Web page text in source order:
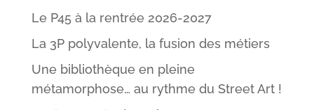
Le P45 à la rentrée 2026-2027
La 3P polyvalente, la fusion des métiers
Une bibliothèque en pleine
métamorphose… au rythme du Street Art !